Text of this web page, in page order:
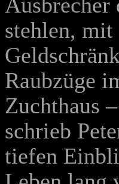
stehlen, mit
Raubzüge
Zuchthaus
schrieb
tiefen